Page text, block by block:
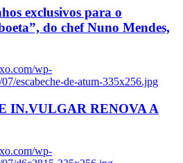
exclusivos para o
do chef Nuno Mendes,
wp-
escabeche-de-atum-335x256.jpg
IN.VULGAR RENOVA A
wp-